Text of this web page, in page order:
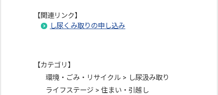
【関連リンク】
し尿くみ取りの申し込み
【カテゴリ】
環境・ごみ・リサイクル > し尿汲み取り
ライフステージ > 住まい・引越し